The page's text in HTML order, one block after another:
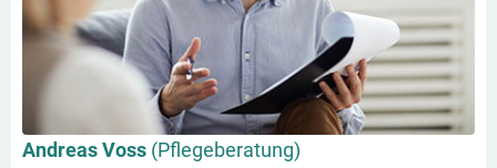
Andreas Voss (Pflegeberatung)